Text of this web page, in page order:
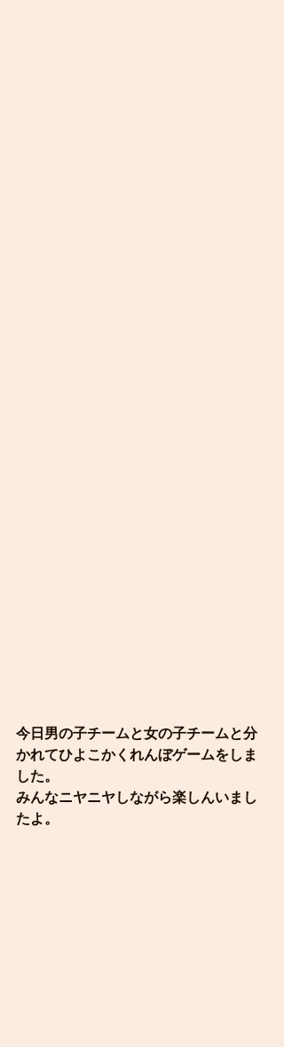
今日男の子チームと女の子チームと分
かれてひよこかくれんぼゲームをしま
した。
みんなニヤニヤしながら楽しんいまし
たよ。